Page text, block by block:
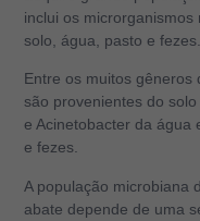
inclui os
solo, água, pasto e fezes.
Entre os muitos gêneros
são provenientes do
e Acinetobacter da água
e fezes.
A população microbiana
abate depende de uma